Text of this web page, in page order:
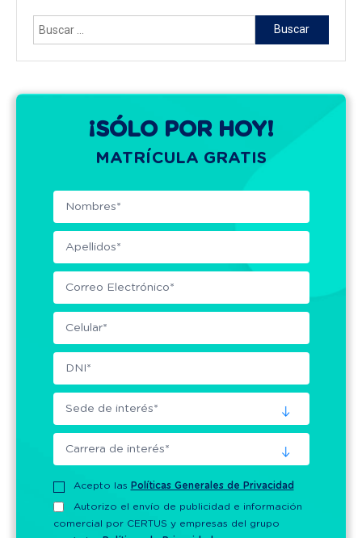
Buscar:
¡SÓLO POR HOY!
MATRÍCULA GRATIS
Acepto las Políticas Generales de Privacidad
Autorizo el envío de publicidad e información
comercial por CERTUS y empresas del grupo